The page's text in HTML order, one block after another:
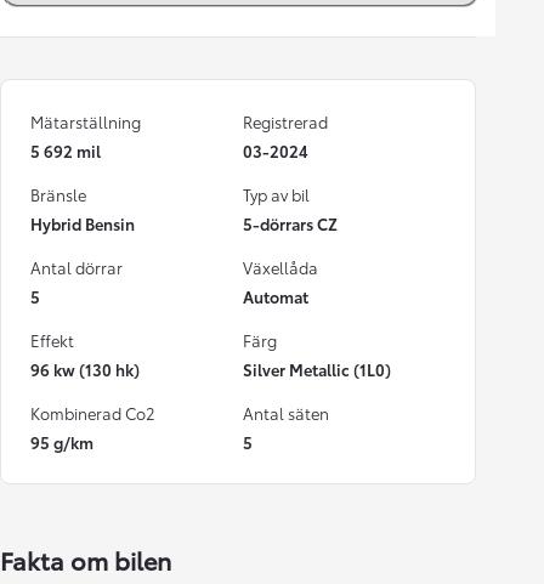
Mätarställning
5 692 mil
Registrerad
03-2024
Bränsle
Hybrid Bensin
Typ av bil
5-dörrars CZ
Antal dörrar
5
Växellåda
Automat
Effekt
96 kw (130 hk)
Färg
Silver Metallic (1L0)
Kombinerad Co2
95 g/km
Antal säten
5
Fakta om bilen